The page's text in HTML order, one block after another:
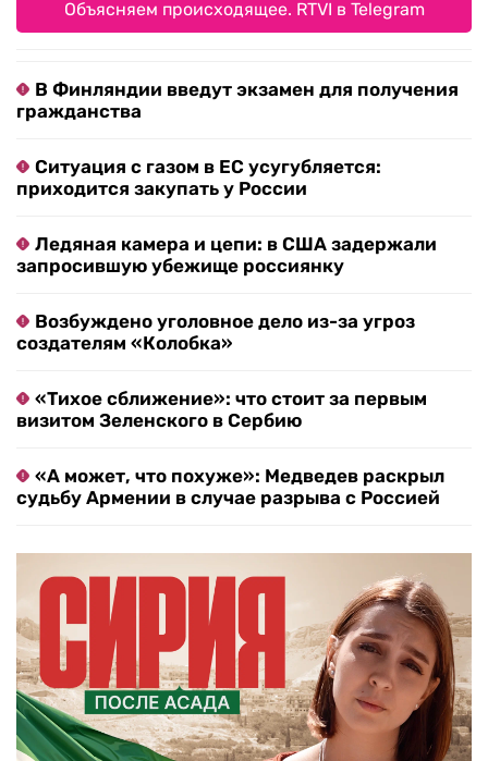
Объясняем происходящее. RTVI в Telegram
В Финляндии введут экзамен для получения
гражданства
Ситуация с газом в ЕС усугубляется:
приходится закупать у России
Ледяная камера и цепи: в США задержали
запросившую убежище россиянку
Возбуждено уголовное дело из-за угроз
создателям «Колобка»
«Тихое сближение»: что стоит за первым
визитом Зеленского в Сербию
«А может, что похуже»: Медведев раскрыл
судьбу Армении в случае разрыва с Россией